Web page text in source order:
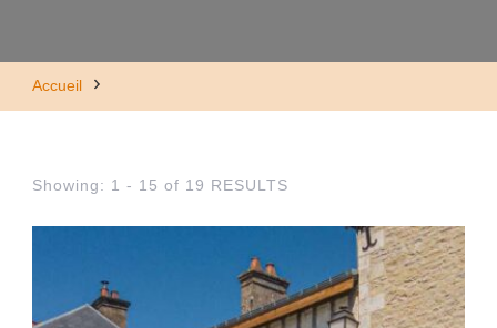
Accueil
Showing: 1 - 15 of 19 RESULTS